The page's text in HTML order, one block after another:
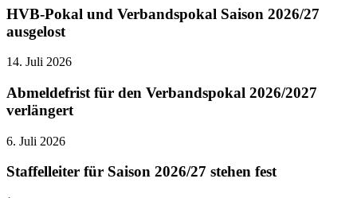
und
Verbandspokal
Saison
ausgelost
HVB-Pokal und Verbandspokal Saison 2026/27
ausgelost
Abmeldefrist
den
Verbandspokal
2026/2027
14. Juli 2026
Abmeldefrist für den Verbandspokal 2026/2027
verlängert
Staffelleiter
Saison
6. Juli 2026
Staffelleiter für Saison 2026/27 stehen fest